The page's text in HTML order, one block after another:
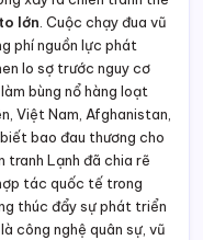
lớn . Cuộc chạy đua vũ
phí nguồn lực phát
lo sợ trước nguy cơ
bùng nổ hàng loạt
Việt Nam, Afghanistan,
bao đau thương cho
tranh Lạnh đã chia rẽ
tác quốc tế trong
thúc đẩy sự phát triển
công nghệ quân sự, vũ